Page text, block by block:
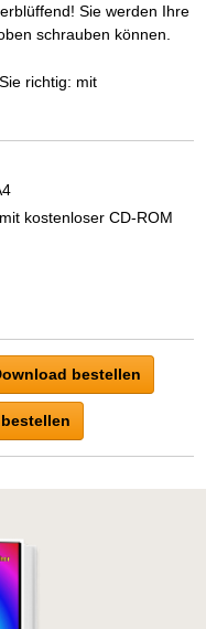
Sie werden Ihre
schrauben können.
richtig: mit
kostenloser CD-ROM
bestellen